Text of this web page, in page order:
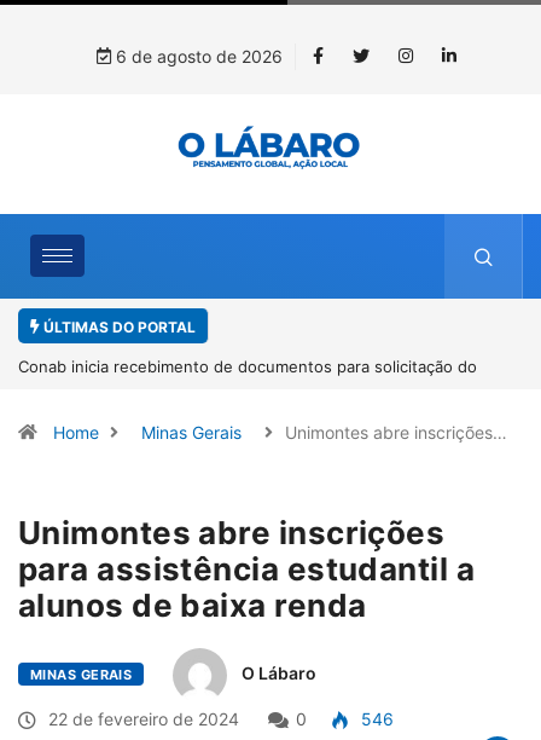
6 de agosto de 2026
ÚLTIMAS DO PORTAL
do
Workshop internacional debate futuro da piscicultura com
Home Minas Gerais Unimontes abre inscrições…
Unimontes abre inscrições
para assistência estudantil a
alunos de baixa renda
MINAS GERAIS O Lábaro
22 de fevereiro de 2024 0
546